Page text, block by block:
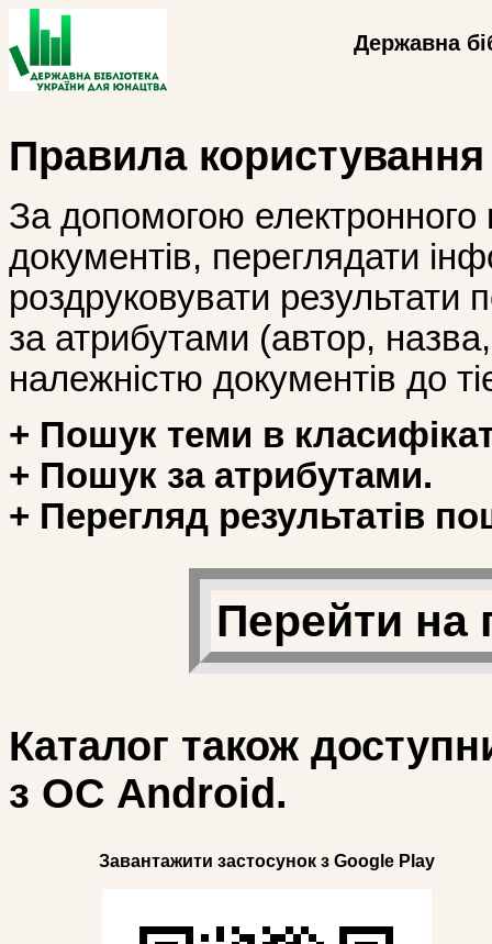
Державна
Правила
За допомогою
документів, переглядати
роздруковувати
за атрибутами (автор, назва,
належністю документів до
+ Пошук теми в
+ Пошук за атрибутами.
+ Перегляд результатів
Перейти на
Каталог також
з ОС Android.
Завантажити застосунок з Google Play